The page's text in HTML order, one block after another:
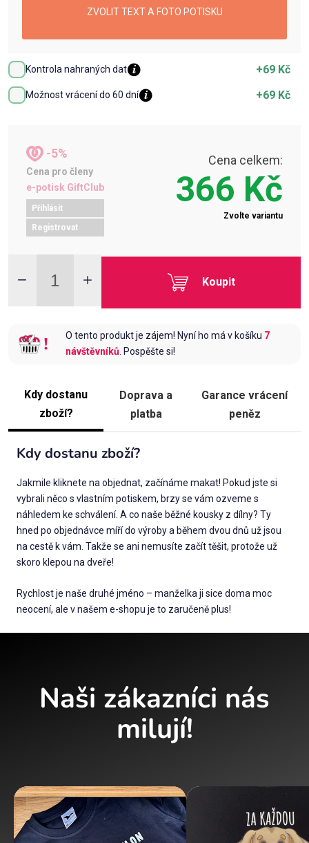
ZVOLIT TEXT A FOTO POTISKU
Kontrola nahraných dat +69 Kč
Možnost vrácení do 60 dní +69 Kč
-5%
Cena pro členy
e-potisk GiftClub
Přihlásit
Registrovat
Cena celkem:
366 Kč
Zvolte variantu
Koupit
O tento produkt je zájem! Nyní ho má v košíku 7
návštěvníků. Pospěšte si!
Kdy dostanu
zboží?
Doprava a
platba
Garance vrácení
peněz
Kdy dostanu zboží?
Jakmile kliknete na objednat, začínáme makat! Pokud jste si
vybrali něco s vlastním potiskem, brzy se vám ozveme s
náhledem ke schválení. A co naše běžné kousky z dílny? Ty
hned po objednávce míří do výroby a během dvou dnů už jsou
na cestě k vám. Takže se ani nemusíte začít těšit, protože už
skoro klepou na dveře!
Rychlost je naše druhé jméno – manželka ji sice doma moc
neocení, ale v našem e-shopu je to zaručeně plus!
Naši zákazníci nás
milují!